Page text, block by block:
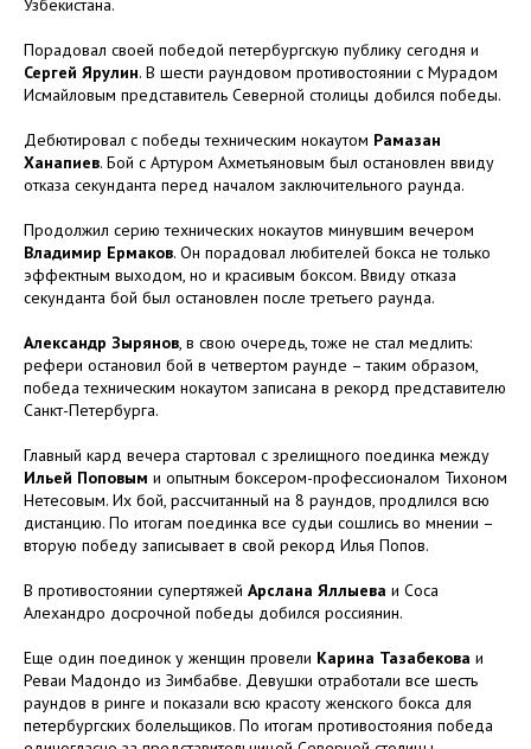
Узбекистана.
Порадовал своей победой петербургскую публику сегодня и
Сергей Ярулин. В шести раундовом противостоянии с Мурадом
Исмайловым представитель Северной столицы добился победы.
Дебютировал с победы техническим нокаутом Рамазан
Ханапиев. Бой с Артуром Ахметьяновым был остановлен ввиду
отказа секунданта перед началом заключительного раунда.
Продолжил серию технических нокаутов минувшим вечером
Владимир Ермаков. Он порадовал любителей бокса не только
эффектным выходом, но и красивым боксом. Ввиду отказа
секунданта бой был остановлен после третьего раунда.
Александр Зырянов, в свою очередь, тоже не стал медлить:
рефери остановил бой в четвертом раунде – таким образом,
победа техническим нокаутом записана в рекорд представителю
Санкт-Петербурга.
Главный кард вечера стартовал с зрелищного поединка между
Ильей Поповым и опытным боксером-профессионалом Тихоном
Нетесовым. Их бой, рассчитанный на 8 раундов, продлился всю
дистанцию. По итогам поединка все судьи сошлись во мнении –
вторую победу записывает в свой рекорд Илья Попов.
В противостоянии супертяжей Арслана Яллыева и Соса
Алехандро досрочной победы добился россиянин.
Еще один поединок у женщин провели Карина Тазабекова и
Реваи Мадондо из Зимбабве. Девушки отработали все шесть
раундов в ринге и показали всю красоту женского бокса для
петербургских болельщиков. По итогам противостояния победа